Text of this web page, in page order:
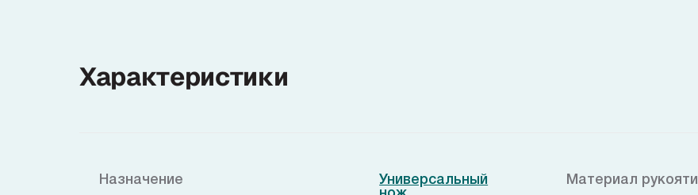
Характеристики
Назначение
Универсальный
Материал рукояти